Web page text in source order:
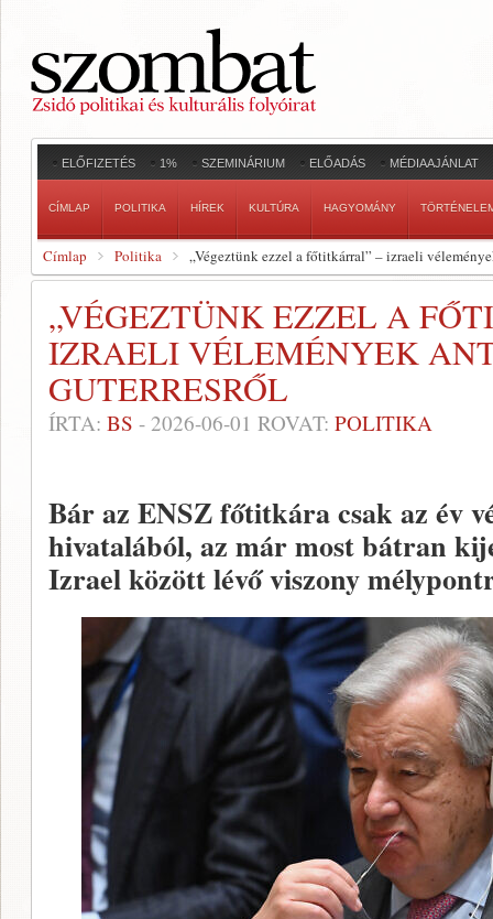
ELŐFIZETÉS 1% SZEMINÁRIUM ELŐADÁS MÉDIAAJÁNLAT
CÍMLAP POLITIKA HÍREK KULTÚRA HAGYOMÁNY
Címlap Politika „Végeztünk ezzel a főtitkárral” – izraeli
„VÉGEZTÜNK EZZEL A
IZRAELI VÉLEMÉNYEK
GUTERRESRŐL
ÍRTA: BS - 2026-06-01 ROVAT: POLITIKA
Bár az ENSZ főtitkára csak az év
hivatalából, az már most bátran
Izrael között lévő viszony